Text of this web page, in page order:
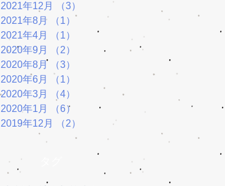
2021年12月
（3）
3件の記事
2021年8月
（1）
1件の記事
2021年4月
（1）
1件の記事
2020年9月
（2）
2件の記事
2020年8月
（3）
2020年6月
（1）
2020年3月
（4）
2020年1月
（6）
6件の記事
2019年12月
（2） 2件の記事